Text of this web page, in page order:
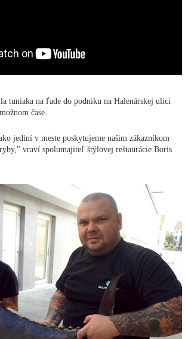
tuniaka na ľade do podniku na Halenárskej ulici
čase.
jediní v meste poskytujeme našim zákazníkom
vraví spolumajiteľ štýlovej reštaurácie Boris